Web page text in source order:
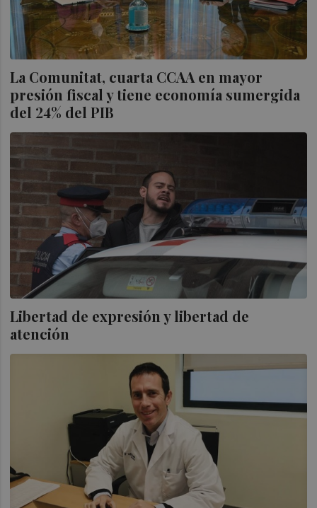
La Comunitat, cuarta CCAA en mayor
presión fiscal y tiene economía sumergida
del 24% del PIB
Libertad de expresión y libertad de
atención